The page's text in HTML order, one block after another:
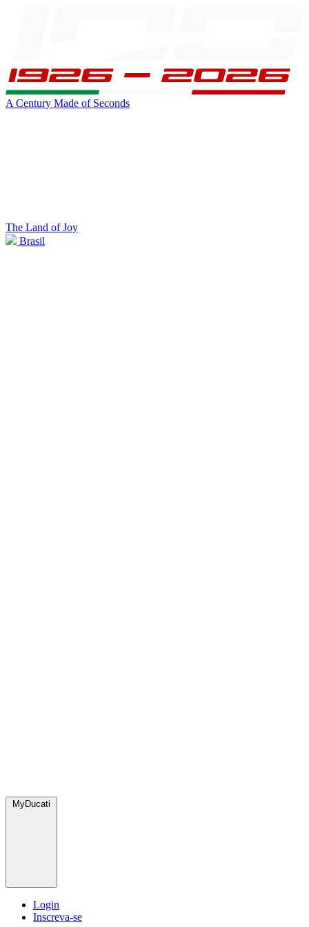
A Century Made of Seconds
The Land of Joy
Brasil
MyDucati
Login
Inscreva-se